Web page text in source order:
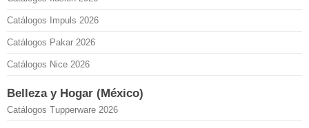
Catálogos Impuls 2026
Catálogos Pakar 2026
Catálogos Nice 2026
Belleza y Hogar (México)
Catálogos Tupperware 2026